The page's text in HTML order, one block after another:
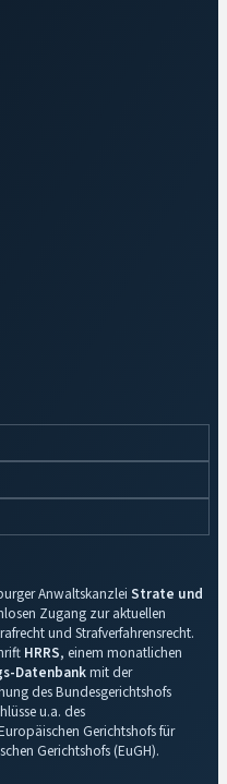
Anwaltskanzlei Strate und
Zugang zur aktuellen
und Strafverfahrensrecht.
HRRS, einem monatlichen
Datenbankmit der
des Bundesgerichtshofs
u.a. des
Gerichtshofs für
Gerichtshofs (EuGH).